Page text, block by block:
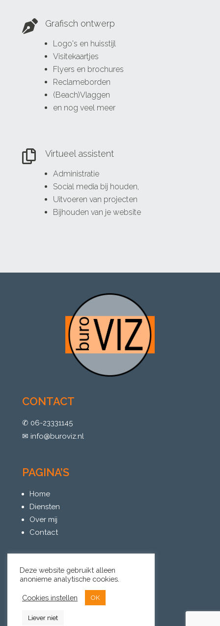
 Grafisch ontwerp
Logo's en huisstijl
Visitekaartjes
Flyers en brochures
Reclameborden
(Beach)Vlaggen
en nog veel meer
 Virtueel assistent
Administratie
Social media bij houden,
Uitvoeren van projecten
Bijhouden van je website
CONTACT
✆ 06-23331145
✉︎ info@buroviz.nl
PAGINA’S
Home
Diensten
Over mij
Contact
INFORMATIE
Privacyverklaring
Deze website gebruikt alleen
anonieme analytische cookies.
Cookies instellen OK
Liever niet